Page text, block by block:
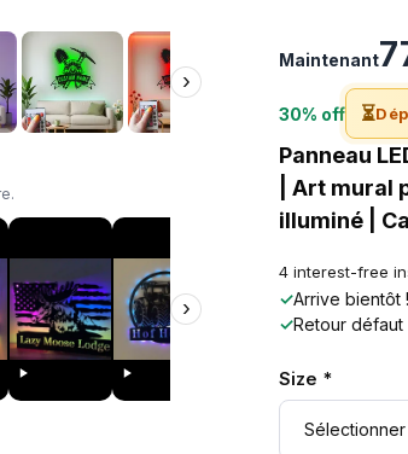
›
›
›
Maintenant
30% off ⏳
Panneau
| Art mural
illuminé |
4 interest-free
✓Arrive bientôt
✓Retour
Size *